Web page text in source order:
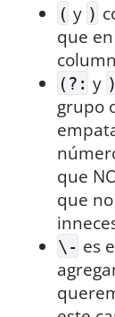
( y )
que
(?: y
grupo
que
que
\- es